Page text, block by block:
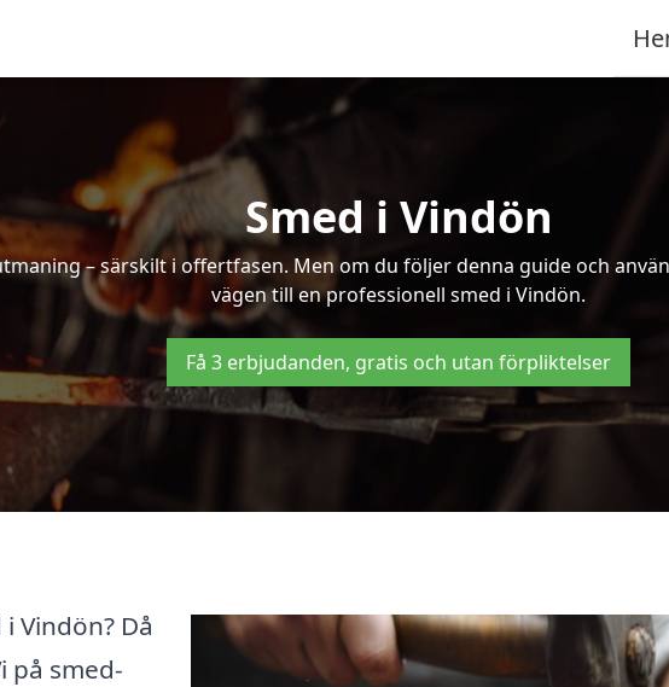
Smed i Vindön
– särskilt i offertfasen. Men om du följer denna guide och
vägen till en professionell smed i Vindön.
Få 3 erbjudanden, gratis och utan förpliktelser
Vindön? Då
på smed-